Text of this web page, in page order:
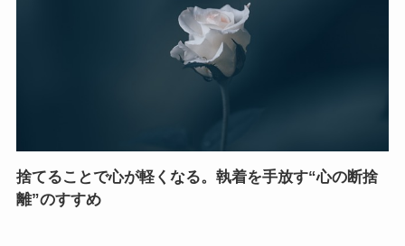
捨てることで心が軽くなる。執着を手放す“心の断捨
離”のすすめ